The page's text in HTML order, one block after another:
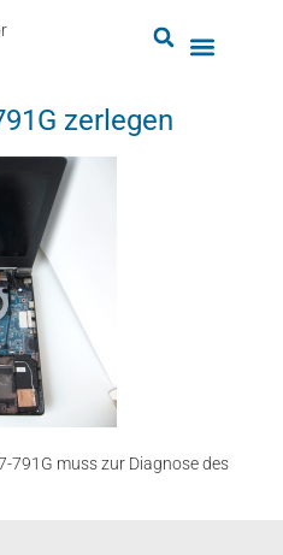
zerlegen
791G muss zur Diagnose des